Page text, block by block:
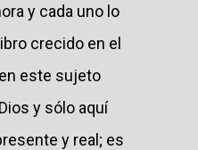
y cada uno lo
crecido en el
este sujeto
y sólo aquí
y real; es